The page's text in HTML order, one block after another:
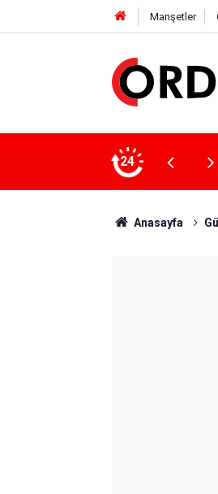
Manşetler
24
KURUCU KADROSU AÇIKLANDI
Anasayfa